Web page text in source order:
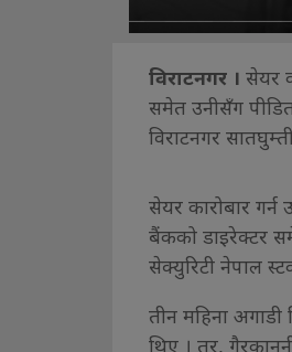
विराटनगर । सेयर
समेत उनीसँग
विराटनगर
सेयर कारोबार गर्न
बैंकको डाइरेक्टर
सेक्युरिटी नेपाल
तीन महिना
थिए । तर,